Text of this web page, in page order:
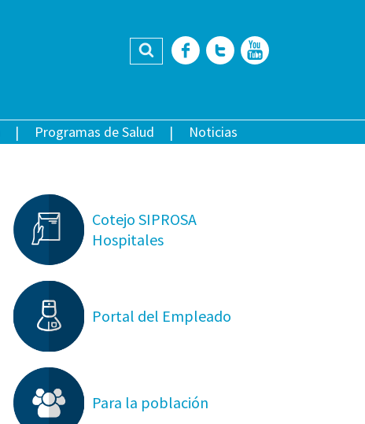
Buscar Facebook
Twitter
Programas de Salud Noticias
Cotejo SIPROSA
Hospitales
Portal del Empleado
Para la población